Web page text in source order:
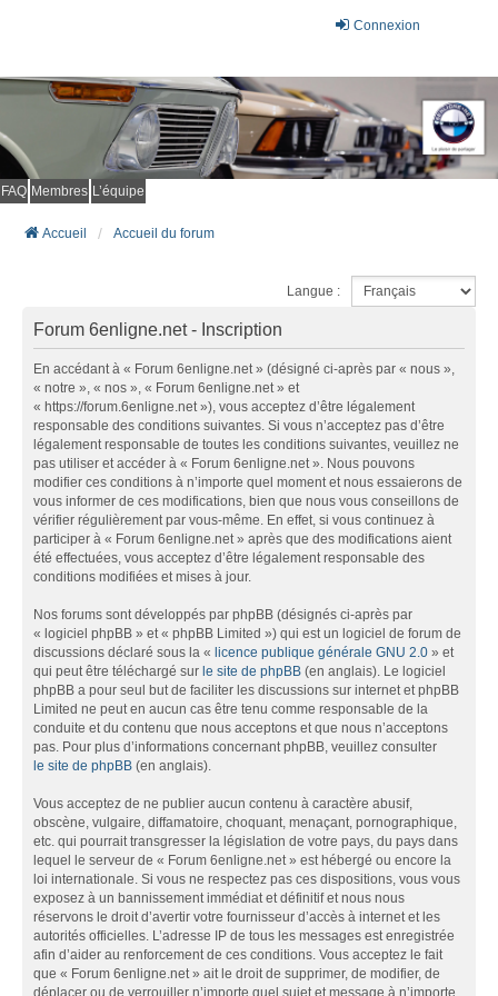
Connexion
FAQ Membres L’équipe
Accueil Accueil du forum
Langue :
Forum 6enligne.net - Inscription
En accédant à « Forum 6enligne.net » (désigné ci-après par « nous »,
« notre », « nos », « Forum 6enligne.net » et
« https://forum.6enligne.net »), vous acceptez d’être légalement
responsable des conditions suivantes. Si vous n’acceptez pas d’être
légalement responsable de toutes les conditions suivantes, veuillez ne
pas utiliser et accéder à « Forum 6enligne.net ». Nous pouvons
modifier ces conditions à n’importe quel moment et nous essaierons de
vous informer de ces modifications, bien que nous vous conseillons de
vérifier régulièrement par vous-même. En effet, si vous continuez à
participer à « Forum 6enligne.net » après que des modifications aient
été effectuées, vous acceptez d’être légalement responsable des
conditions modifiées et mises à jour.
Nos forums sont développés par phpBB (désignés ci-après par
« logiciel phpBB » et « phpBB Limited ») qui est un logiciel de forum de
discussions déclaré sous la « licence publique générale GNU 2.0 » et
qui peut être téléchargé sur le site de phpBB (en anglais). Le logiciel
phpBB a pour seul but de faciliter les discussions sur internet et phpBB
Limited ne peut en aucun cas être tenu comme responsable de la
conduite et du contenu que nous acceptons et que nous n’acceptons
pas. Pour plus d’informations concernant phpBB, veuillez consulter
le site de phpBB (en anglais).
Vous acceptez de ne publier aucun contenu à caractère abusif,
obscène, vulgaire, diffamatoire, choquant, menaçant, pornographique,
etc. qui pourrait transgresser la législation de votre pays, du pays dans
lequel le serveur de « Forum 6enligne.net » est hébergé ou encore la
loi internationale. Si vous ne respectez pas ces dispositions, vous vous
exposez à un bannissement immédiat et définitif et nous nous
réservons le droit d’avertir votre fournisseur d’accès à internet et les
autorités officielles. L’adresse IP de tous les messages est enregistrée
afin d’aider au renforcement de ces conditions. Vous acceptez le fait
que « Forum 6enligne.net » ait le droit de supprimer, de modifier, de
déplacer ou de verrouiller n’importe quel sujet et message à n’importe